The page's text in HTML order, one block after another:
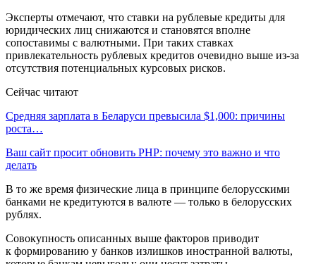
Эксперты отмечают, что ставки на рублевые кредиты для
юридических лиц снижаются и становятся вполне
сопоставимы с валютными. При таких ставках
привлекательность рублевых кредитов очевидно выше из-за
отсутствия потенциальных курсовых рисков.
Сейчас читают
Средняя зарплата в Беларуси превысила $1,000: причины
роста…
Ваш сайт просит обновить PHP: почему это важно и что
делать
В то же время физические лица в принципе белорусскими
банками не кредитуются в валюте — только в белорусских
рублях.
Совокупность описанных выше факторов приводит
к формированию у банков излишков иностранной валюты,